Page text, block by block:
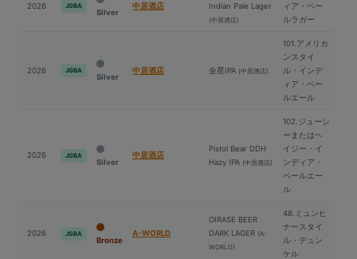
2026 JGBA
Silver
中居酒店
Indian Pale Lager
(中居酒店)
ィア・ペー
ルラガー
2026 JGBA
Silver
中居酒店 ⾦星IPA (中居酒店)
101.アメリカ
ンスタイ
ル・インデ
ィア・ペー
ルエール
2026 JGBA
Silver
中居酒店
Pistol Bear DDH
Hazy IPA (中居酒店)
102.ジューシ
ーまたはヘ
イジー・イ
ンディア・
ペールエー
ル
2026 JGBA
Bronze
A-WORLD
OIRASE BEER
DARK LAGER (A-
WORLD)
48.ミュンヒ
ナースタイ
ル・デュン
ケル